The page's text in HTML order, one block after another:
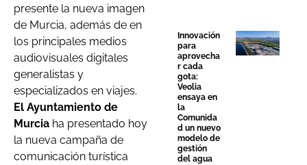
presente la nueva imagen
de Murcia, además de en
los principales medios
audiovisuales digitales
generalistas y
especializados en viajes.
El Ayuntamiento de
Murcia ha presentado hoy
la nueva campaña de
comunicación turística
Innovación
para
aprovecha
r cada
gota:
Veolia
ensaya en
la
Comunida
d un nuevo
modelo de
gestión
del agua